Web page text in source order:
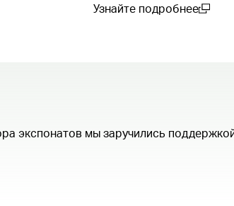
Узнайте подробнее
экспонатов мы заручились